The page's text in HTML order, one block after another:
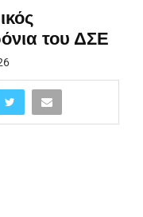
του ΔΣΕ